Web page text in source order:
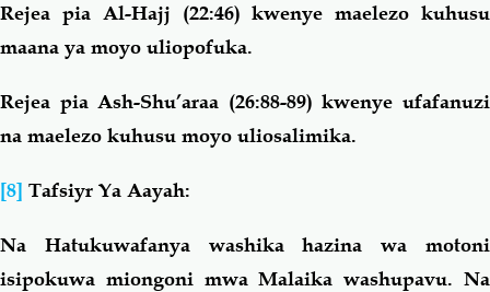
Rejea pia Al-Hajj (22:46) kwenye maelezo kuhusu
maana ya moyo uliopofuka.
Rejea pia Ash-Shu’araa (26:88-89) kwenye ufafanuzi
na maelezo kuhusu moyo uliosalimika.
[8] Tafsiyr Ya Aayah:
Na Hatukuwafanya washika hazina wa motoni
isipokuwa miongoni mwa Malaika washupavu. Na